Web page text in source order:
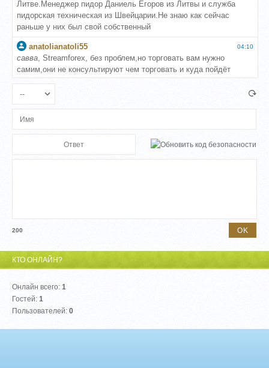
200
КТО ОНЛАЙН?
Онлайн всего:1
Гостей:1
Пользователей:0